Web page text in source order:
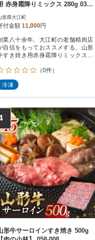
赤身霜降りミックス 280g 035-
形県大江町
付金額 11,000円
業八十余年。大江町の老舗精肉店
自信をもっておススメする、山形
すき焼き用赤身霜降りミックスで
（0件）
冷凍
形牛サーロインすき焼き 500g